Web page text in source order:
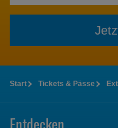
Start Tickets & Pässe
Entdecken